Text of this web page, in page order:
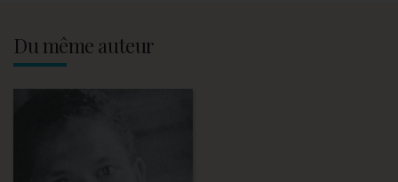
Du même auteur